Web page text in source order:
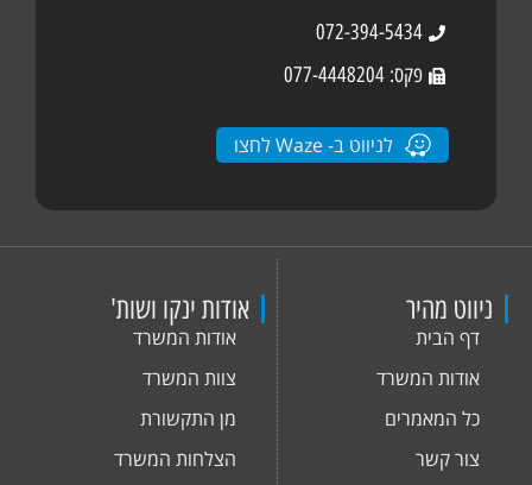
072-394-5434
פקס: 077-4448204
לניווט ב- Waze לחצו
ניווט מהיר
דף הבית
אודות המשרד
כל המאמרים
צור קשר
אודות ינקו ושות'
אודות המשרד
צוות המשרד
מן התקשורת
הצלחות המשרד